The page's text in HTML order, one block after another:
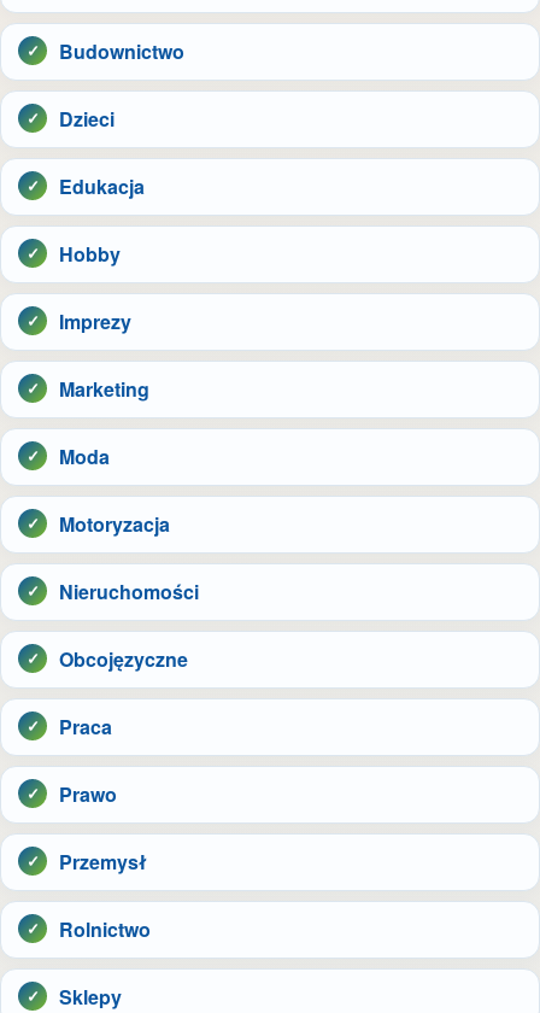
Budownictwo
Dzieci
Edukacja
Hobby
Imprezy
Marketing
Moda
Motoryzacja
Nieruchomości
Obcojęzyczne
Praca
Prawo
Przemysł
Rolnictwo
Sklepy